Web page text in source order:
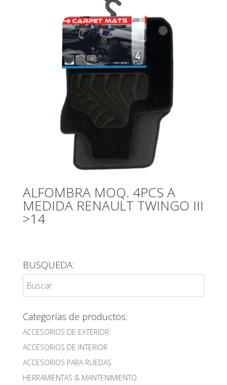
ALFOMBRA MOQ. 4PCS A
MEDIDA RENAULT TWINGO III
>14
BUSQUEDA:
Categorías de productos:
ACCESORIOS DE EXTERIOR
ACCESORIOS DE INTERIOR
ACCESORIOS PARA RUEDAS
HERRAMIENTAS & MANTENIMIENTO